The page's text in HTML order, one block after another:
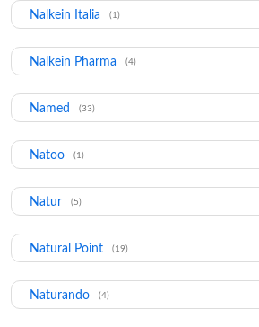
Nalkein Italia (1)
Nalkein Pharma (4)
Named (33)
Natoo (1)
Natur (5)
Natural Point (19)
Naturando (4)